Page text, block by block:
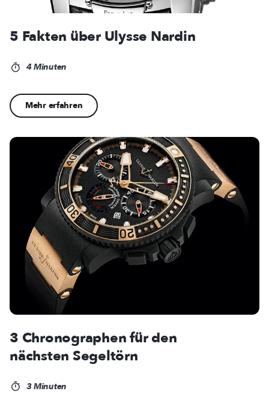
5 Fakten über Ulysse Nardin
4 Minuten
Mehr erfahren
3 Chronographen für den
nächsten Segeltörn
3 Minuten